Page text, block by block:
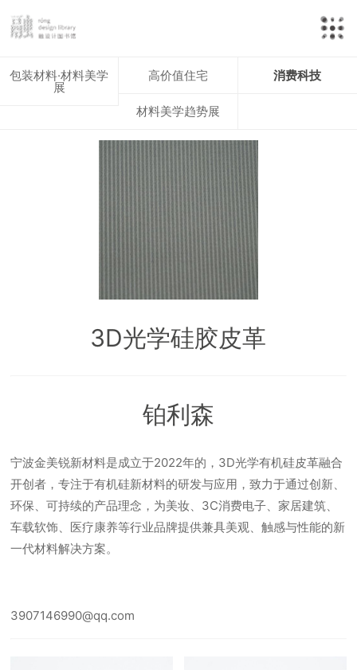
包装材料·材料美学
展
高价值住宅 消费科技
材料美学趋势展
3D光学硅胶皮革
铂利森
宁波金美锐新材料是成立于2022年的，3D光学有机硅皮革融合
开创者，专注于有机硅新材料的研发与应用，致力于通过创新、
环保、可持续的产品理念，为美妆、3C消费电子、家居建筑、
车载软饰、医疗康养等行业品牌提供兼具美观、触感与性能的新
一代材料解决方案。
3907146990@qq.com